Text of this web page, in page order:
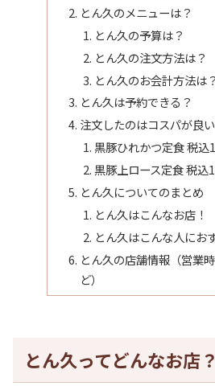
とん久のメニューは？
とん久の予算は？
とん久の注文方法は？
とん久のお会計方法は？
とん久は予約できる？
注文したのはコスパが良
黒豚ひれかつ定食 税込
黒豚上ロース定食 税込
とん久についてのまとめ
とん久はこんなお店！
とん久はこんな人にお
とん久の店舗情報（営業
ど）
とん久ってどんなお店？